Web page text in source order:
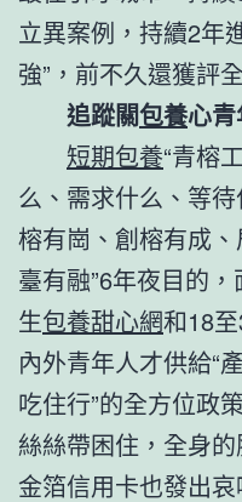
立異案例，持續2年
強”，前不久還獲評
追蹤關包養心
短期包養“青榕
么、需求什么、等
榕有崗、創榕有成
臺有融”6年夜目的
生包養甜心網和18
內外青年人才供給“
吃住行”的全方位政
絲絲帶困住，全身
金箔信用卡也發出